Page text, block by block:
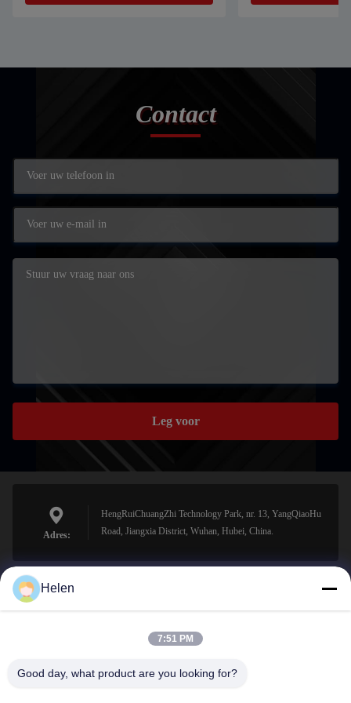
Contact
Leg voor
Adres:
HengRuiChuangZhi Technology Park, nr. 13, YangQiaoHu
Road, Jiangxia District, Wuhan, Hubei, China.
sales@perfectlaser.net
Helen
7:51 PM
Good day, what product are you looking for?